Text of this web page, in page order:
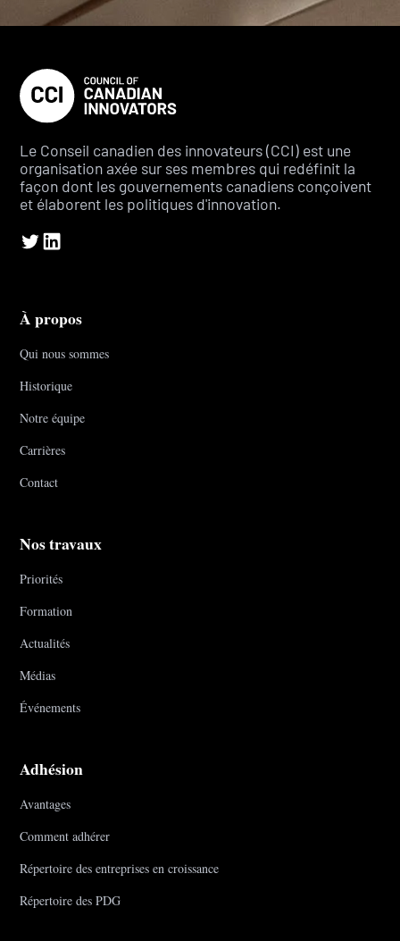
Le Conseil canadien des innovateurs (CCI) est une
organisation axée sur ses membres qui redéfinit la
façon dont les gouvernements canadiens conçoivent
et élaborent les politiques d'innovation.
À propos
Qui nous sommes
Historique
Notre équipe
Carrières
Contact
Nos travaux
Priorités
Formation
Actualités
Médias
Événements
Adhésion
Avantages
Comment adhérer
Répertoire des entreprises en croissance
Répertoire des PDG